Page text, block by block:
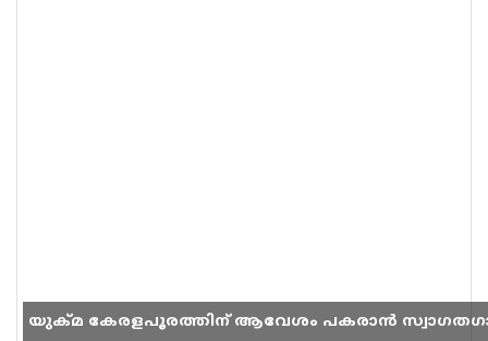
യുക്മ കേരളപൂരത്തിന് ആവേശം പകരാൻ